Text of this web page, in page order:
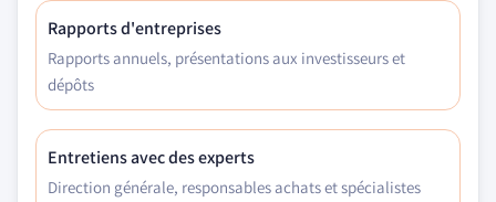
Rapports d'entreprises
Rapports annuels, présentations aux investisseurs et
dépôts
Entretiens avec des experts
Direction générale, responsables achats et spécialistes